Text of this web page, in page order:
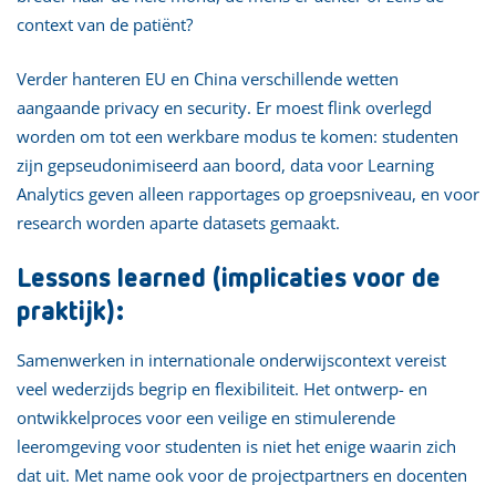
context van de patiënt?
Verder hanteren EU en China verschillende wetten
aangaande privacy en security. Er moest flink overlegd
worden om tot een werkbare modus te komen: studenten
zijn gepseudonimiseerd aan boord, data voor Learning
Analytics geven alleen rapportages op groepsniveau, en voor
research worden aparte datasets gemaakt.
Lessons learned (implicaties voor de
praktijk):
Samenwerken in internationale onderwijscontext vereist
veel wederzijds begrip en flexibiliteit. Het ontwerp- en
ontwikkelproces voor een veilige en stimulerende
leeromgeving voor studenten is niet het enige waarin zich
dat uit. Met name ook voor de projectpartners en docenten